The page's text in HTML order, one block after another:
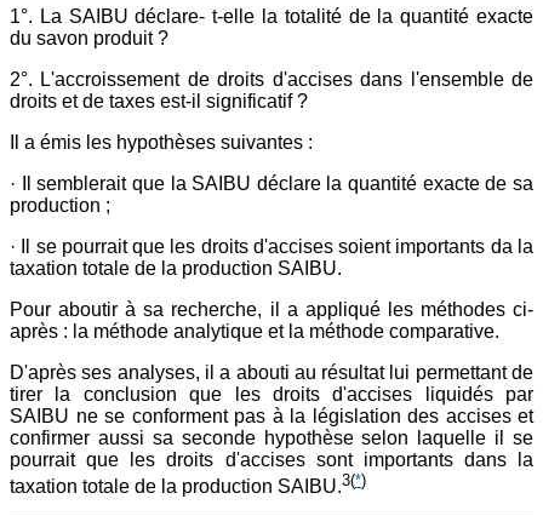
1°. La SAIBU déclare- t-elle la totalité de la quantité exacte
du savon produit ?
2°. L'accroissement de droits d'accises dans l'ensemble de
droits et de taxes est-il significatif ?
Il a émis les hypothèses suivantes :
· Il semblerait que la SAIBU déclare la quantité exacte de sa
production ;
· Il se pourrait que les droits d'accises soient importants da la
taxation totale de la production SAIBU.
Pour aboutir à sa recherche, il a appliqué les méthodes ci-
après : la méthode analytique et la méthode comparative.
D'après ses analyses, il a abouti au résultat lui permettant de
tirer la conclusion que les droits d'accises liquidés par
SAIBU ne se conforment pas à la législation des accises et
confirmer aussi sa seconde hypothèse selon laquelle il se
pourrait que les droits d'accises sont importants dans la
taxation totale de la production SAIBU.3(*)